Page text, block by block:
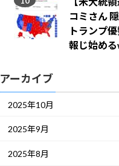
コミさん
トランプ
報じ始め
アーカイブ
2025年10月
2025年9月
2025年8月